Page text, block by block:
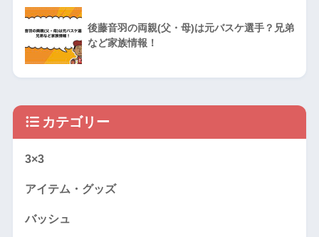
後藤音羽の両親(父・母)は元バスケ選手？兄弟
など家族情報！
カテゴリー
3×3
アイテム・グッズ
バッシュ